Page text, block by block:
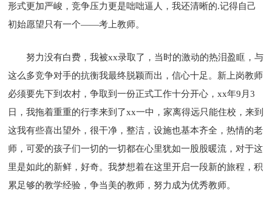
形式更加严峻，竞争压力更是咄咄逼人，我还清晰的.记得自己
初始愿望只有一个——考上教师。
努力没有白费，我被xx录取了，当时的激动的热泪盈眶，与
这么多竞争对手的抗衡我最终脱颖而出，信心十足。新上岗教师
必须要先下到农村，争取到一份正式工作十分开心，xx年9月3
日，我拖着重重的行李来到了xx一中，家离得远只能住校，来到
这我有些喜出望外，很干净，整洁，设施也基本齐全，热情的老
师，可爱的孩子们一切的一切都在心里犹如一股股暖流，对于这
里是如此的新鲜，好奇。我梦想着在这里开启一段新的旅程，积
累足够的教学经验，争当美的教师，努力成为优秀教师。